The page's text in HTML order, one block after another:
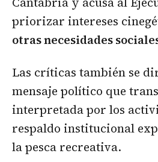
priorizar intereses
otras necesidades
Las críticas también se
mensaje político que
interpretada por los
respaldo institucional
la pesca recreativa.